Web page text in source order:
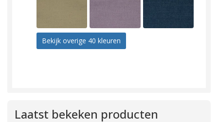
Bekijk overige 40 kleuren
Laatst bekeken producten